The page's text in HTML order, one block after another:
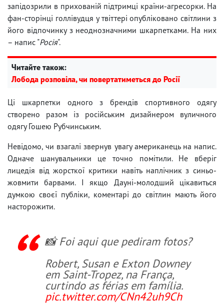
запідозрили в прихованій підтримці країни-агресорки. На
фан-сторінці голлівудця у твіттері опубліковано світлини з
його відпочинку з неоднозначними шкарпетками. На них
– напис "Росія".
Читайте також:
Лобода розповіла, чи повертатиметься до Росії
Ці шкарпетки одного з брендів спортивного одягу
створено разом із російським дизайнером вуличного
одягу Гошею Рубчинським.
Невідомо, чи взагалі звернув увагу американець на напис.
Одначе шанувальники це точно помітили. Не вберіг
лицедія від жорсткої критики навіть наплічник з синьо-
жовмити барвами. І якщо Дауні-молодший цікавиться
думкою своєї публіки, коментарі до світлин мають його
насторожити.
📸 Foi aqui que pediram fotos?
Robert, Susan e Exton Downey
em Saint-Tropez, na França,
curtindo as férias em família.
pic.twitter.com/CNn42uh9Ch